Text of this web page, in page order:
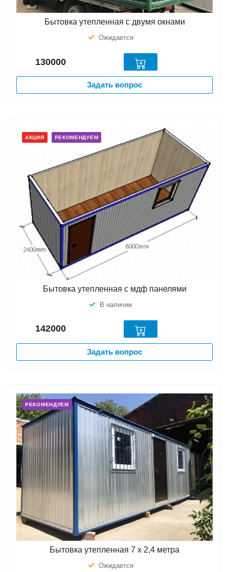
Бытовка утепленная с двумя окнами
Ожидается
130000
Задать вопрос
АКЦИЯ РЕКОМЕНДУЕМ
Бытовка утепленная с мдф панелями
В наличии
142000
Задать вопрос
РЕКОМЕНДУЕМ
Бытовка утепленная 7 х 2,4 метра
Ожидается